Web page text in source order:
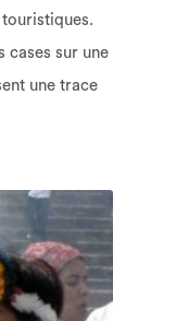
cases sur une
une trace